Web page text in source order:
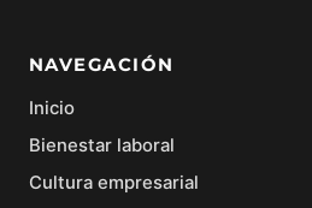
NAVEGACIÓN
Inicio
Bienestar laboral
Cultura empresarial